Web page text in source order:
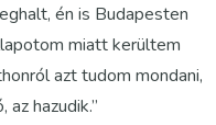
én is Budapesten
miatt kerültem
azt tudom mondani,
hazudik.”